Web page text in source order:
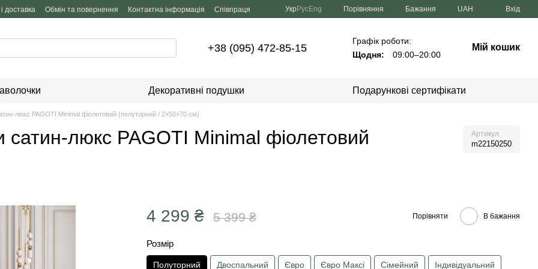
доставка Обмін та повернення Контактна інформація
Співпраця
УкрРусEng Порівняння Бажання UAH Вхід
+38 (095) 472-85-15
Графік роботи:
Щодня:
09:00–20:00
Мій кошик
Декоративні подушки Подарункові сертифікати
люкс PAGOTI Minimal фіолетовий (полуторний / 2×50×70 см)
сатин-люкс PAGOTI Minimal фіолетовий
Артикул
m22150250
4 299 ₴ 5 399 ₴ Порівняти В бажання
Розмір
Полуторний Двоспальний Євро Євро Максі Сімейний Індивідуальний